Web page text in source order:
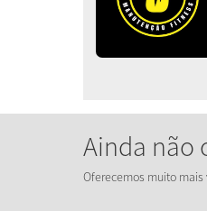
Ainda não
Oferecemos muito